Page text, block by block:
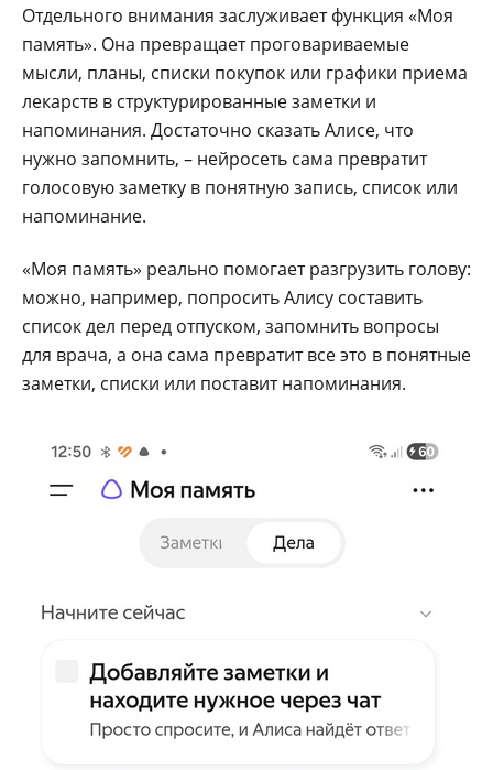
Отдельного внимания заслуживает функция «Моя
память». Она превращает проговариваемые
мысли, планы, списки покупок или графики приема
лекарств в структурированные заметки и
напоминания. Достаточно сказать Алисе, что
нужно запомнить, – нейросеть сама превратит
голосовую заметку в понятную запись, список или
напоминание.
«Моя память» реально помогает разгрузить голову:
можно, например, попросить Алису составить
список дел перед отпуском, запомнить вопросы
для врача, а она сама превратит все это в понятные
заметки, списки или поставит напоминания.